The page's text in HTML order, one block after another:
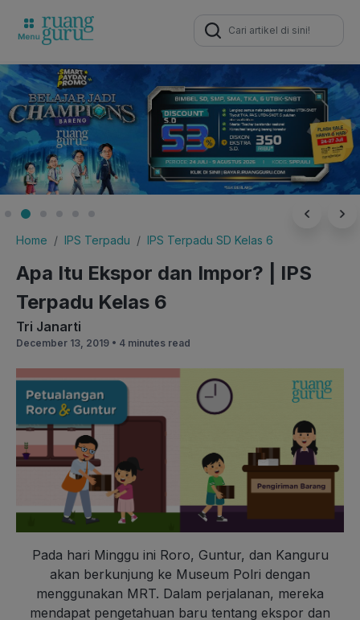
Search
for:
Home IPS Terpadu IPS Terpadu SD Kelas 6
Apa Itu Ekspor dan Impor? | IPS
Terpadu Kelas 6
Tri Janarti
December 13, 2019 • 4 minutes read
Pada hari Minggu ini Roro, Guntur, dan Kanguru
akan berkunjung ke Museum Polri dengan
menggunakan MRT. Dalam perjalanan, mereka
mendapat pengetahuan baru tentang ekspor dan